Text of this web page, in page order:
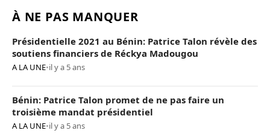
À NE PAS MANQUER
Présidentielle 2021 au Bénin: Patrice Talon révèle des
soutiens financiers de Réckya Madougou
A LA UNE•il y a 5 ans
Bénin: Patrice Talon promet de ne pas faire un
troisième mandat présidentiel
A LA UNE•il y a 5 ans